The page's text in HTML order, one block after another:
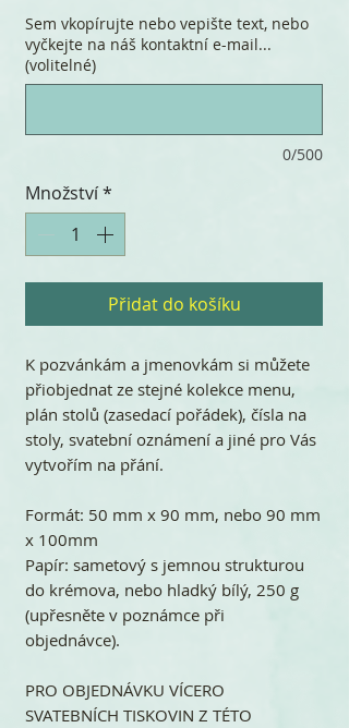
Sem vkopírujte nebo vepište text, nebo
vyčkejte na náš kontaktní e-mail...
(volitelné)
0/500
Množství*
Přidat do košíku
K pozvánkám a jmenovkám si můžete
přiobjednat ze stejné kolekce menu,
plán stolů (zasedací pořádek), čísla na
stoly, svatební oznámení a jiné pro Vás
vytvořím na přání.
Formát: 50 mm x 90 mm, nebo 90 mm
x 100mm
Papír: sametový s jemnou strukturou
do krémova, nebo hladký bílý, 250 g
(upřesněte v poznámce při
objednávce).
PRO OBJEDNÁVKU VÍCERO
SVATEBNÍCH TISKOVIN Z TÉTO